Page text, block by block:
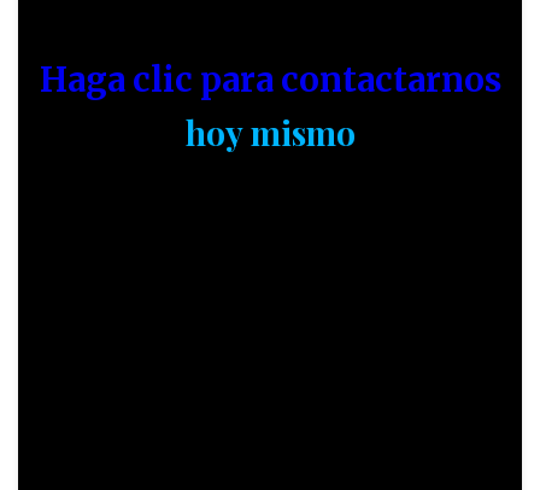
Haga clic para contactarnos
hoy mismo